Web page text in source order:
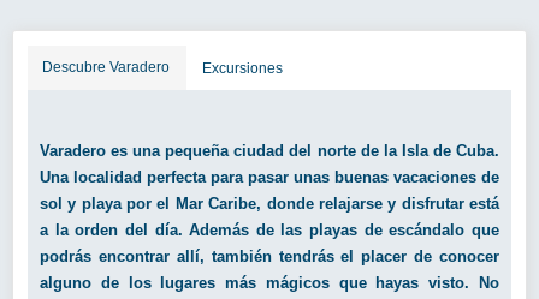
Descubre Varadero Excursiones
Varadero es una pequeña ciudad del norte de la Isla de Cuba.
Una localidad perfecta para pasar unas buenas vacaciones de
sol y playa por el Mar Caribe, donde relajarse y disfrutar está
a la orden del día. Además de las playas de escándalo que
podrás encontrar allí, también tendrás el placer de conocer
alguno de los lugares más mágicos que hayas visto. No